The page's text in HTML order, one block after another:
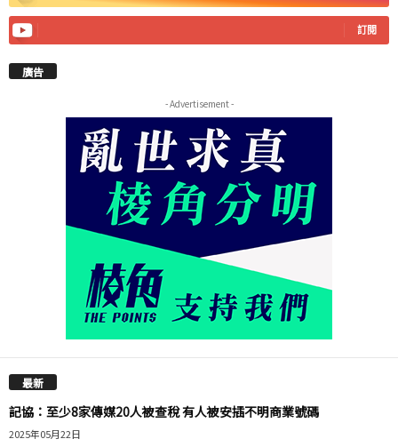
訂閱
廣告
- Advertisement -
最新
記協：至少8家傳媒20人被查稅 有人被安插不明商業號碼
2025年05月22日